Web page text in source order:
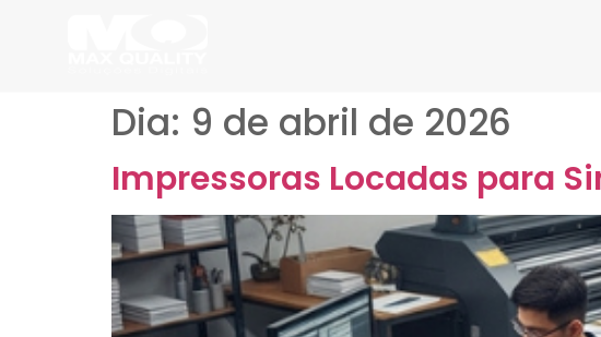
Dia: 9 de abril de 2026
Impressoras Locadas para